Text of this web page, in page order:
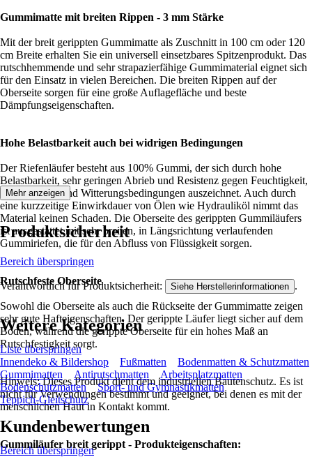
Gummimatte mit breiten Rippen - 3 mm Stärke
Mit der breit gerippten Gummimatte als Zuschnitt in 100 cm oder 120
cm Breite erhalten Sie ein universell einsetzbares Spitzenprodukt. Das
rutschhemmende und sehr strapazierfähige Gummimaterial eignet sich
für den Einsatz in vielen Bereichen. Die breiten Rippen auf der
Oberseite sorgen für eine große Auflagefläche und beste
Dämpfungseigenschaften.
Hohe Belastbarkeit auch bei widrigen Bedingungen
Der Riefenläufer besteht aus 100% Gummi, der sich durch hohe
Belastbarkeit, sehr geringen Abrieb und Resistenz gegen Feuchtigkeit,
Wärme/Kälte und Witterungsbedingungen auszeichnet. Auch durch
eine kurzzeitige Einwirkdauer von Ölen wie Hydrauliköl nimmt das
Material keinen Schaden. Die Oberseite des gerippten Gummiläufers
ist ausgestattet mit sehr breiten, in Längsrichtung verlaufenden
Gummiriefen, die für den Abfluss von Flüssigkeit sorgen.
Rutschfeste Oberseite
Sowohl die Oberseite als auch die Rückseite der Gummimatte zeigen
sehr gute Hafteigenschaften. Der gerippte Läufer liegt sicher auf dem
Boden, während die gerippte Oberseite für ein hohes Maß an
Rutschfestigkeit sorgt.
Hinweis: Dieses Produkt dient dem industriellen Bautenschutz. Es ist
nicht für Verwendungen bestimmt und geeignet, bei denen es mit der
menschlichen Haut in Kontakt kommt.
Gummiläufer breit gerippt - Produkteigenschaften:
Mehr anzeigen
Produktsicherheit
Bereich überspringen
Verantwortlich für Produktsicherheit: Siehe Herstellerinformationen .
Weitere Kategorien
Liste überspringen
Innendeko & Bildershop
Fußmatten
Bodenmatten & Schutzmatten
Gummimatten
Antirutschmatten
Arbeitsplatzmatten
Bodenschutzmatten
Sport- und Gymnastikmatten
Teppich-Gleitschutz
Kundenbewertungen
Bereich überspringen